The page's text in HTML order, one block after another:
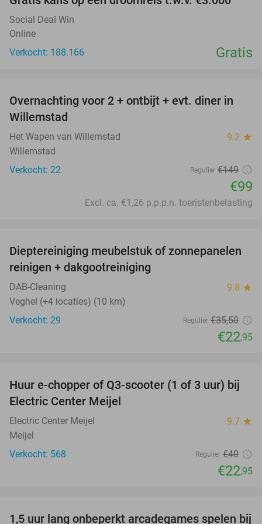
Social Deal Win
Online
Verkocht: 188.166
Gratis
34%
Overnachting voor 2 + ontbijt + evt. diner in
Willemstad
Het Wapen van Willemstad 9.2 star
Willemstad
Verkocht: 22
Regulier €149
€99
Excl. ca. €1,26 p.p.p.n. toeristenbelasting
35%
Dieptereiniging meubelstuk of zonnepanelen
reinigen + dakgootreiniging
DAB-Cleaning 9.8 star
Veghel (+4 locaties) (10 km)
Verkocht: 29
Regulier €35,50
€22,95
43%
Huur e-chopper of Q3-scooter (1 of 3 uur) bij
Electric Center Meijel
Electric Center Meijel 9.7 star
Meijel
Verkocht: 568
Regulier €40
€22,95
1,5 uur lang onbeperkt arcadegames spelen bij